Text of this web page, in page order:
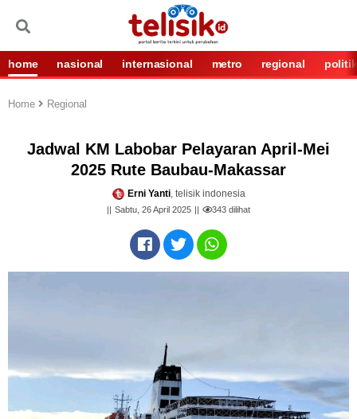
home nasional internasional metro regional politik
Home Regional
Jadwal KM Labobar Pelayaran April-Mei
2025 Rute Baubau-Makassar
Erni Yanti, telisik indonesia
Sabtu, 26 April 2025 343 dilihat